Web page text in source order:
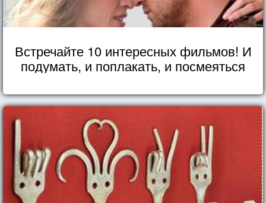
Встречайте 10 интересных фильмов! И
подумать, и поплакать, и посмеяться